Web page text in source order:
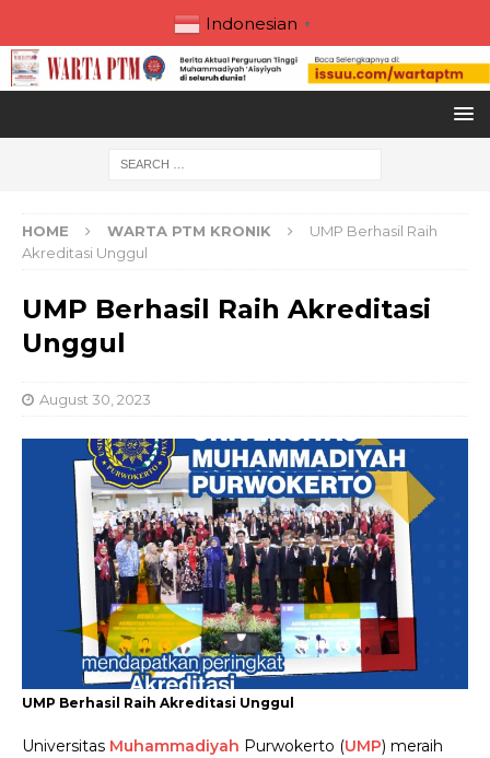
Indonesian ▼
HOME WARTA PTM KRONIK
UMP Berhasil Raih
Akreditasi Unggul
UMP Berhasil Raih Akreditasi
Unggul
August 30, 2023
UMP Berhasil Raih Akreditasi Unggul
Universitas Muhammadiyah Purwokerto (UMP) meraih